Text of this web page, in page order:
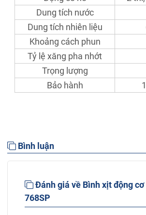
Dung tích nước
Dung tích nhiên liệu
Khoảng cách phun
Tỷ lệ xăng pha nhớt
Trọng lượng
Bảo hành
Bình luận
Đánh giá về Bình xịt động cơ
768SP